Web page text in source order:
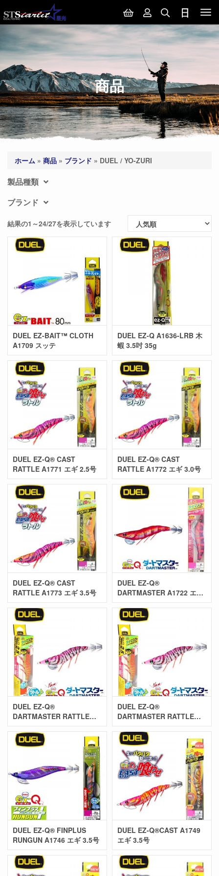
商品
ホーム » 商品 » ブランド » DUEL / YO-ZURI
製品種類
ブランド
結果の1～24/27を表示しています
DUEL EZ-BAIT™ CLOTH
A1709 スッテ
DUEL EZ-Q A1636-LRB 木
蝦 3.5吋 35g
DUEL EZ-Q® CAST
RATTLE A1771 エギ 2.5号
DUEL EZ-Q® CAST
RATTLE A1772 エギ 3.0号
DUEL EZ-Q® CAST
RATTLE A1773 エギ 3.5号
DUEL EZ-Q®
DARTMASTER A1722 エギ
3.5号
DUEL EZ-Q®
DARTMASTER RATTLE
A1741 エギ 3.0号
DUEL EZ-Q®
DARTMASTER RATTLE
A1747 エギ 3.5号
DUEL EZ-Q® FINPLUS
RUNGUN A1746 エギ 3.5号
DUEL EZ-Q®CAST A1749
エギ 3.5号